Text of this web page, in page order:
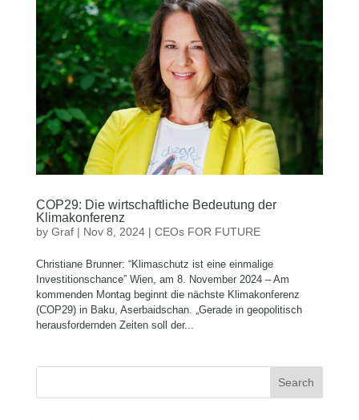
COP29: Die wirtschaftliche Bedeutung der
Klimakonferenz
by Graf| Nov 8, 2024| CEOs FOR FUTURE
Christiane Brunner: “Klimaschutz ist eine einmalige
Investitionschance” Wien, am 8. November 2024 – Am
kommenden Montag beginnt die nächste Klimakonferenz
(COP29) in Baku, Aserbaidschan. „Gerade in geopolitisch
herausfordernden Zeiten soll der...